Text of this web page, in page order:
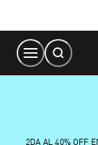
Content
2DA AL 40% OFF